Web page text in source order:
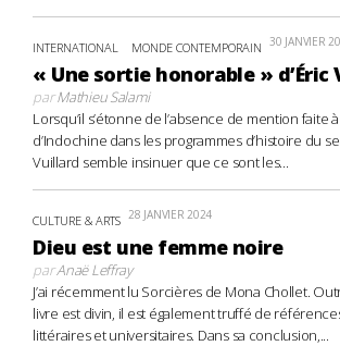
INTERNATIONAL MONDE CONTEMPORAIN 30 JANVIER
« Une sortie honorable » d’Éric
parMathieu Salami
Lorsqu’il s’étonne de l’absence de mention faite
d’Indochine dans les programmes d’histoire du
Vuillard semble insinuer que ce sont les...
CULTURE & ARTS 28 JANVIER 2024
Dieu est une femme noire
parAnaë Leffray
J’ai récemment lu Sorcières de Mona Chollet.
livre est divin, il est également truffé de
littéraires et universitaires. Dans sa conclusion,...